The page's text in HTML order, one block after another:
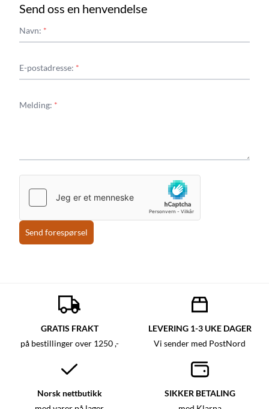
Send oss en henvendelse
Navn: *
E-postadresse: *
Melding: *
Send forespørsel
GRATIS FRAKT
på bestillinger over 1250 ,-
LEVERING 1-3 UKE DAGER
Vi sender med PostNord
Norsk nettbutikk SIKKER BETALING